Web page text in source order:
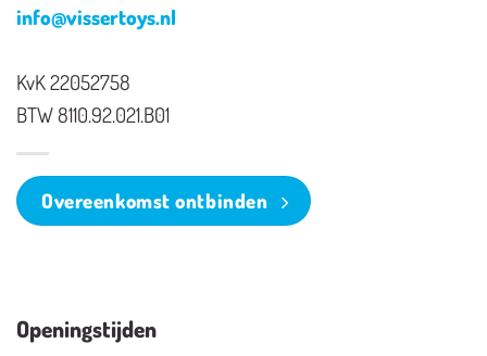
info@vissertoys.nl
KvK 22052758
BTW 8110.92.021.B01
Overeenkomst ontbinden
Openingstijden